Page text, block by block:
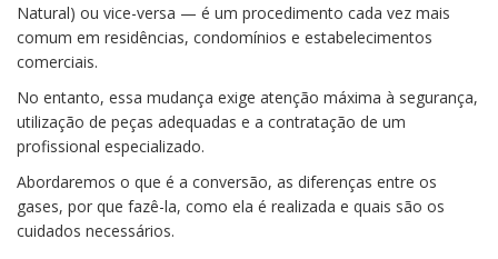
Natural) ou vice-versa — é um procedimento cada vez mais
comum em residências, condomínios e estabelecimentos
comerciais.
No entanto, essa mudança exige atenção máxima à segurança,
utilização de peças adequadas e a contratação de um
profissional especializado.
Abordaremos o que é a conversão, as diferenças entre os
gases, por que fazê-la, como ela é realizada e quais são os
cuidados necessários.